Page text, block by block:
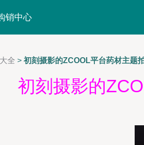
销中心
全 > 初刻摄影的ZCOOL平台药材主题
初刻摄影的